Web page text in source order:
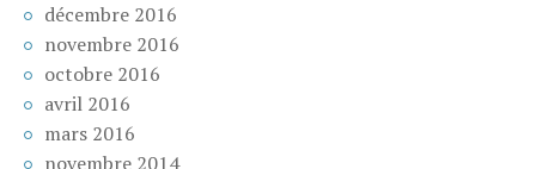
décembre 2016
novembre 2016
octobre 2016
avril 2016
mars 2016
novembre 2014